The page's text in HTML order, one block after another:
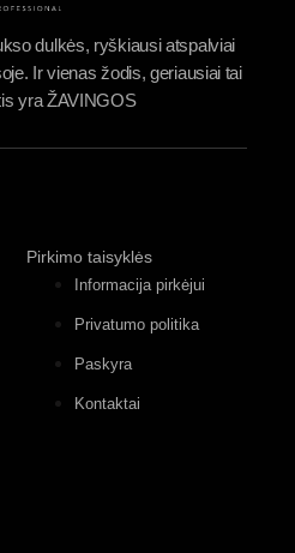
dulkės, ryškiausi atspalviai
Ir vienas žodis, geriausiai tai
yra ŽAVINGOS
Pirkimo taisyklės
Informacija pirkėjui
Privatumo politika
Paskyra
Kontaktai